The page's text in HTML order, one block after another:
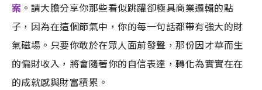
案 。請大膽分享你那些看似跳躍卻極具商業邏輯的點
子，因為在這個節氣中，你的每一句話都帶有強大的財
氣磁場。只要你敢於在眾人面前發聲，那份因才華而生
的偏財收入，將會隨著你的自信表達，轉化為實實在在
的成就感與財富積累。